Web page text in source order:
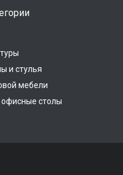
и стулья
мебели
столы